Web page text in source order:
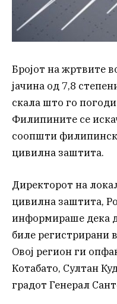
Бројот на жртвите
јачина од 7,8
скала што го
Филипините се
соопшти
цивилна заштита.
Директорот на
цивилна заштита,
информираше дека
биле регистрирани
Овој регион ги
Котабато, Султан
градот Генерал